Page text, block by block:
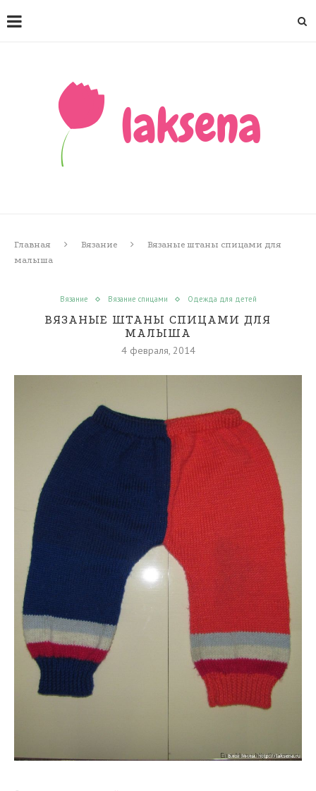
Главная Вязание
Вязаные штаны спицами для
малыша
Вязание Вязание спицами Одежда для детей
ВЯЗАНЫЕ ШТАНЫ СПИЦАМИ ДЛЯ
МАЛЫША
4 февраля, 2014